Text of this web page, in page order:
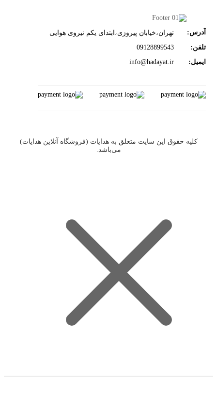
تهران،خیابان پیروزی،ابتدای یکم نیروی هوایی
09128899543
info@hadayat.ir
کليه حقوق اين سايت متعلق به هدایات (فروشگاه آنلاین هدایات)
می‌باشد.